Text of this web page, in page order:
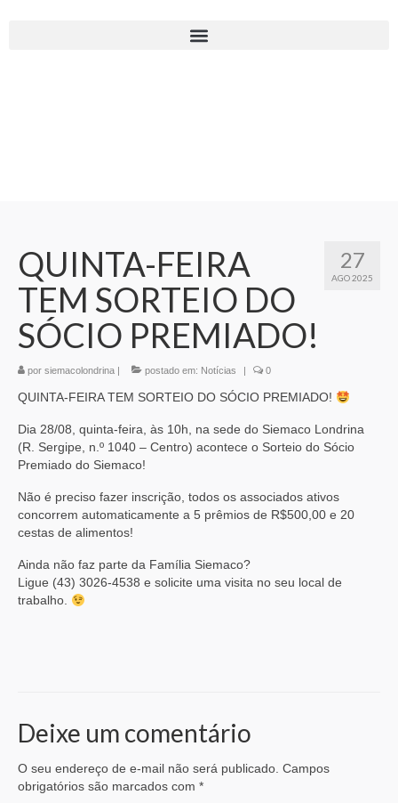
27
AGO 2025
QUINTA-FEIRA
TEM SORTEIO DO
SÓCIO PREMIADO!
por siemacolondrina | postado em: Notícias | 0
QUINTA-FEIRA TEM SORTEIO DO SÓCIO PREMIADO!
Dia 28/08, quinta-feira, às 10h, na sede do Siemaco Londrina
(R. Sergipe, n.º 1040 – Centro) acontece o Sorteio do Sócio
Premiado do Siemaco!
Não é preciso fazer inscrição, todos os associados ativos
concorrem automaticamente a 5 prêmios de R$500,00 e 20
cestas de alimentos!
Ainda não faz parte da Família Siemaco?
Ligue (43) 3026-4538 e solicite uma visita no seu local de
trabalho.
Deixe um comentário
O seu endereço de e-mail não será publicado. Campos
obrigatórios são marcados com *